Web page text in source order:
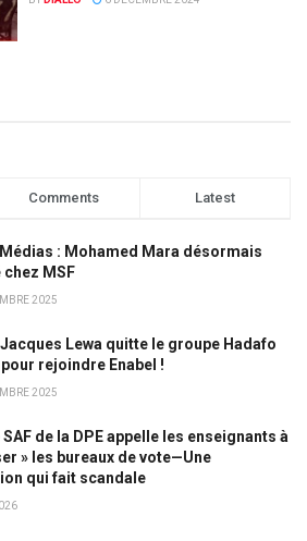
Comments Latest
: Mohamed Mara désormais
chez MSF
2025
Lewa quitte le groupe Hadafo
rejoindre Enabel !
2025
SAF de la DPE appelle les enseignants à
» les bureaux de vote—Une
qui fait scandale